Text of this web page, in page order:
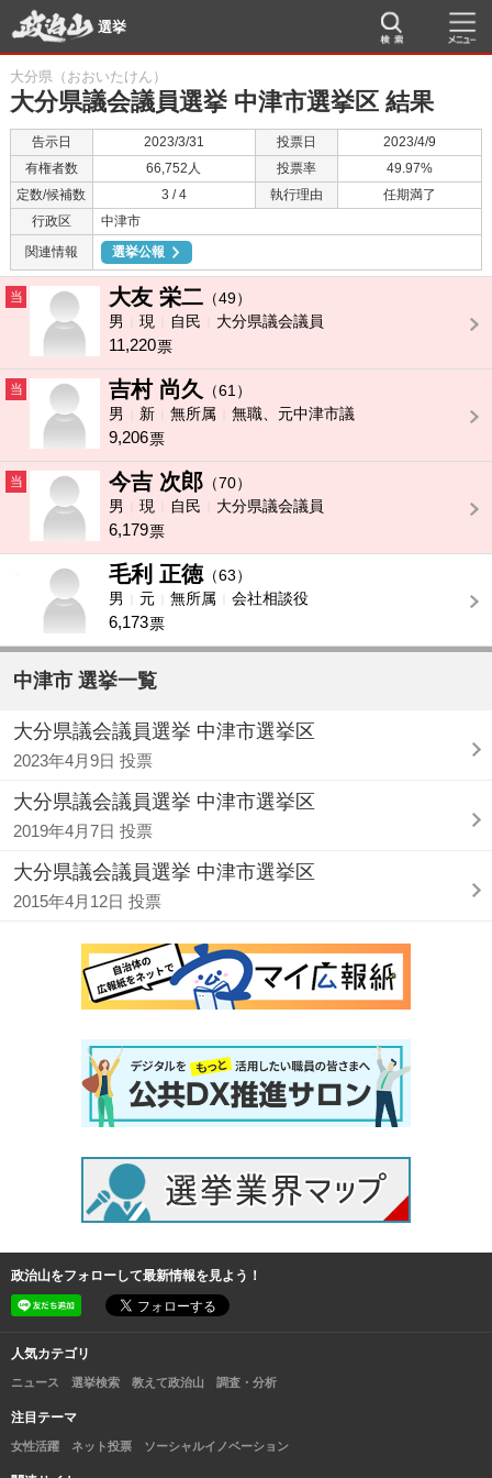
選挙
大分県（おおいたけん）
大分県議会議員選挙 中津市選挙区 結果
告示日 2023/3/31 投票日
2023/4/9
有権者数
66,752人 投票率
49.97%
定数/候補数
3 / 4 執行理由
任期満了
行政区
中津市
関連情報
選挙公報
当 大友 栄二 （49）
男
現 自民 大分県議会議員
11,220票
当 吉村 尚久
（61）
男
新 無所属 無職、元中津市議
9,206票
当 今吉 次郎 （70）
男
現 自民 大分県議会議員
6,179票
毛利 正徳 （63）
男
元 無所属 会社相談役
6,173票
中津市 選挙一覧
大分県議会議員選挙 中津市選挙区
2023年4月9日 投票
大分県議会議員選挙 中津市選挙区
2019年4月7日 投票
大分県議会議員選挙 中津市選挙区
2015年4月12日 投票
政治山をフォローして最新情報を見よう！
人気カテゴリ
ニュース 選挙検索 教えて政治山 調査・分析
注目テーマ
女性活躍 ネット投票 ソーシャルイノベーション